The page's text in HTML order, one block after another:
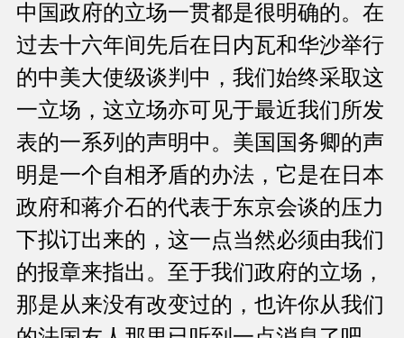
中国政府的立场一贯都是很明确的。在
过去十六年间先后在日内瓦和华沙举行
的中美大使级谈判中，我们始终采取这
一立场，这立场亦可见于最近我们所发
表的一系列的声明中。美国国务卿的声
明是一个自相矛盾的办法，它是在日本
政府和蒋介石的代表于东京会谈的压力
下拟订出来的，这一点当然必须由我们
的报章来指出。至于我们政府的立场，
那是从来没有改变过的，也许你从我们